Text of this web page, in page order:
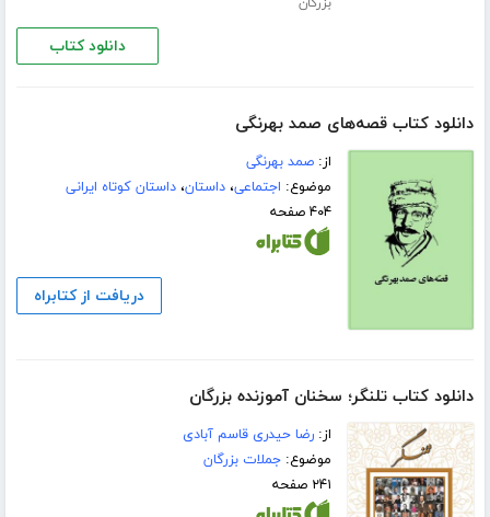
دانلود کتاب
دانلود کتاب قصه‌های صمد بهرنگی
از:صمد بهرنگی
موضوع: اجتماعی،داستان،داستان کوتاه ایرانی
۴۰۴ صفحه
دریافت از کتابراه
دانلود کتاب تلنگر؛ سخنان آموزنده بزرگان
از:رضا حیدری قاسم آبادی
موضوع:جملات بزرگان
۲۴۱ صفحه